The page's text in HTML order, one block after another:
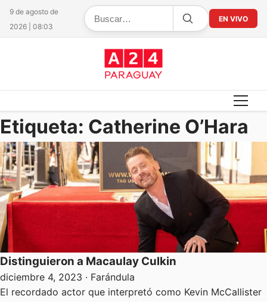
9 de agosto de
2026 | 08:03
EN VIVO
Etiqueta: Catherine O’Hara
Distinguieron a Macaulay Culkin
diciembre 4, 2023 · Farándula
El recordado actor que interpretó como Kevin McCallister